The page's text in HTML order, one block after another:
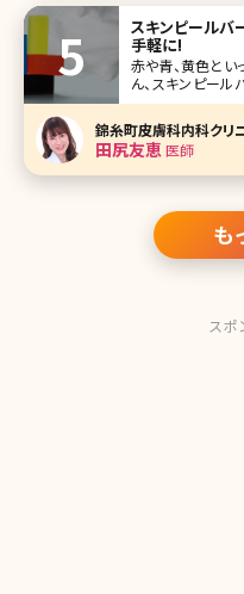
スキンピールバ
手軽に!
赤や青、黄色と
ん、スキンピール
どで見かけたこと
果のあるせっけ
イテムです。興
錦糸町皮膚科内科クリ
田尻友恵 医師
も
スポ